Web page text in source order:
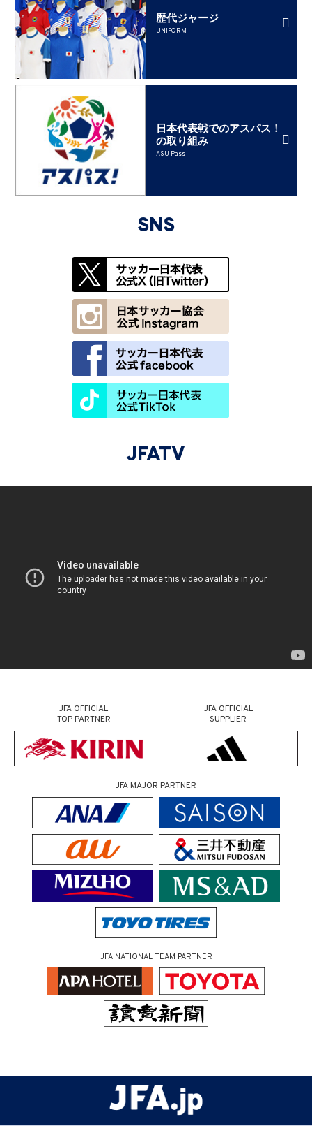
歴代ジャージ
UNIFORM
日本代表戦でのアスパス！
の取り組み
ASU Pass
SNS
JFATV
JFA OFFICIAL
TOP PARTNER
JFA OFFICIAL
SUPPLIER
JFA MAJOR PARTNER
JFA NATIONAL TEAM PARTNER